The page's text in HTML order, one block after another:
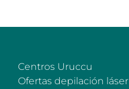
Centros Uruccu
Ofertas depilación láser